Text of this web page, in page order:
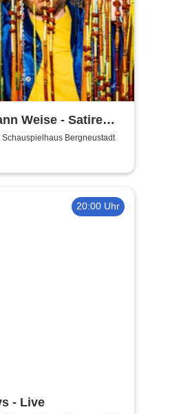
Weise - Satire
Zuhause
Schauspielhaus Bergneustadt
20:00 Uhr
- Live